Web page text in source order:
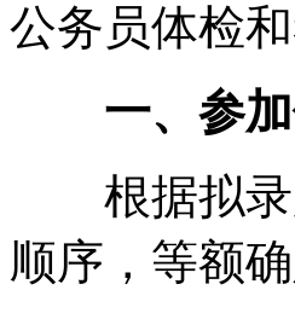
公务员体检
一、参加
根据拟录
顺序，等额